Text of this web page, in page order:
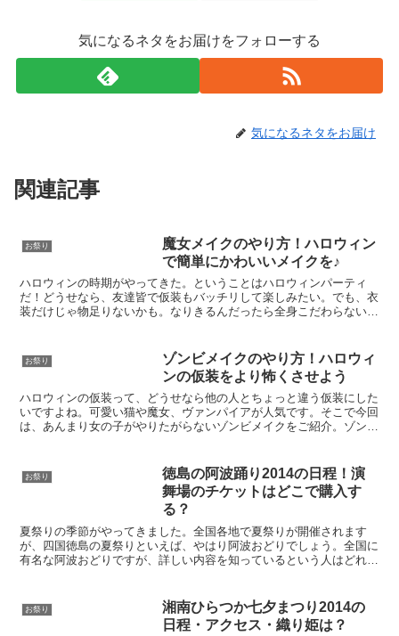
気になるネタをお届けをフォローする
気になるネタをお届け
関連記事
お祭り
魔女メイクのやり方！ハロウィン
で簡単にかわいいメイクを♪
ハロウィンの時期がやってきた。ということはハロウィンパーティ
だ！どうせなら、友達皆で仮装もバッチリして楽しみたい。でも、衣
装だけじゃ物足りないかも。なりきるんだったら全身こだわらない
お祭り
ゾンビメイクのやり方！ハロウィ
ンの仮装をより怖くさせよう
ハロウィンの仮装って、どうせなら他の人とちょっと違う仮装にした
いですよね。可愛い猫や魔女、ヴァンパイアが人気です。そこで今回
は、あんまり女の子がやりたがらないゾンビメイクをご紹介。ゾンビ
お祭り
徳島の阿波踊り2014の日程！演
舞場のチケットはどこで購入す
る？
夏祭りの季節がやってきました。全国各地で夏祭りが開催されます
が、四国徳島の夏祭りといえば、やはり阿波おどりでしょう。全国に
有名な阿波おどりですが、詳しい内容を知っているという人はどれく
お祭り
湘南ひらつか七夕まつり2014の
日程・アクセス・織り姫は？